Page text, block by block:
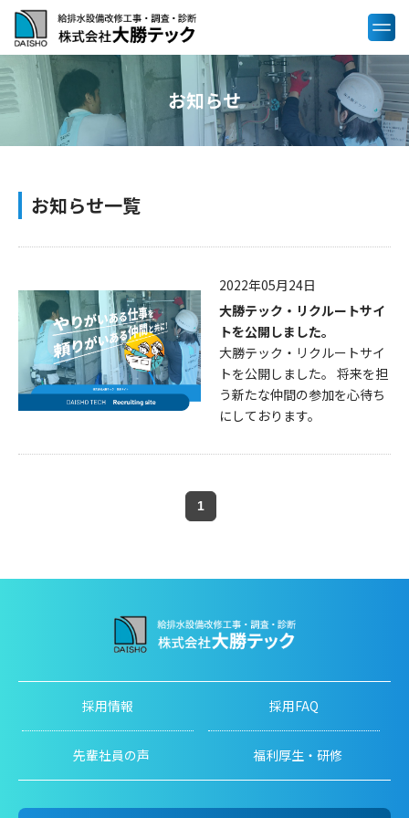
お知らせ
お知らせ一覧
2022年05月24日
大勝テック・リクルートサイ
トを公開しました。
大勝テック・リクルートサイ
トを公開しました。 将来を担
う新たな仲間の参加を心待ち
にしております。
1
採用情報 採用FAQ
先輩社員の声 福利厚生・研修